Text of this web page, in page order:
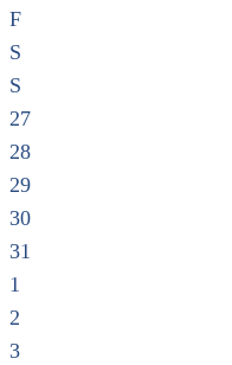
F
S
S
27
28
29
30
31
1
2
3